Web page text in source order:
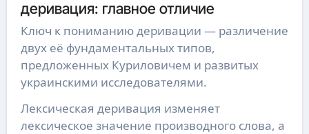
деривация: главное отличие
Ключ к пониманию деривации — различение
двух её фундаментальных типов,
предложенных Куриловичем и развитых
украинскими исследователями.
Лексическая деривация изменяет
лексическое значение производного слова, а